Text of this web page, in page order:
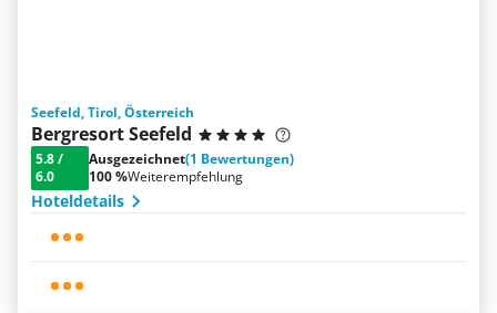
Seefeld, Tirol, Österreich
Bergresort Seefeld
5.8/
6.0
Ausgezeichnet(1 Bewertungen)
100 %Weiterempfehlung
Hoteldetails